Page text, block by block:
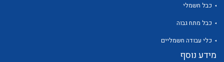
לכל מוצרי היצרןכבל חשמלי
כבל מתח גבוה
כלי עבודה חשמליים
מידע נוסף